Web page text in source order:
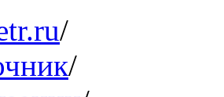
/
/